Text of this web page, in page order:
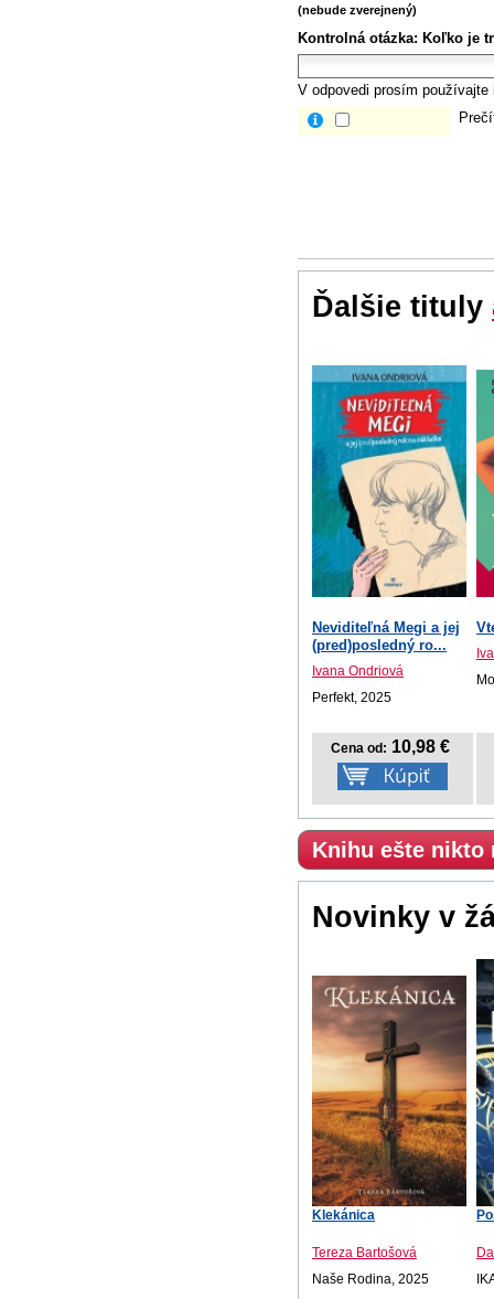
(nebude zverejnený)
Kontrolná otázka: Koľko je
V odpovedi prosím
Ďalšie tituly
Neviditeľná Megi a jej
(pred)posledný ro...
Ivana Ondriová
Perfekt, 2025
Cena od: 10,98 €
Knihu ešte nikto
Novinky v
Klekánica
Tereza Bartošová
Naše Rodina, 2025